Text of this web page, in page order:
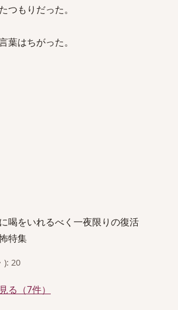
つもりだった。
葉はちがった。
喝をいれるべく一夜限りの復活
特集
): 20
る（7件）